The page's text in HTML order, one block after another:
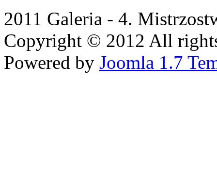
2011 Galeria - 4.
Copyright © 2012 All
Powered by Joomla 1.7